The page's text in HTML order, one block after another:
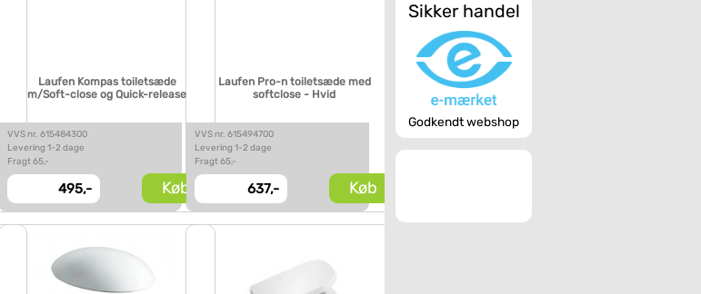
Laufen Kompas toiletsæde
m/Soft-close og Quick-release
VVS nr. 615484300
Levering 1-2 dage
Fragt 65,-
495,- Køb
Laufen Pro-n toiletsæde med
softclose - Hvid
VVS nr. 615494700
Levering 1-2 dage
Fragt 65,-
637,- Køb
Sikker handel
Godkendt webshop